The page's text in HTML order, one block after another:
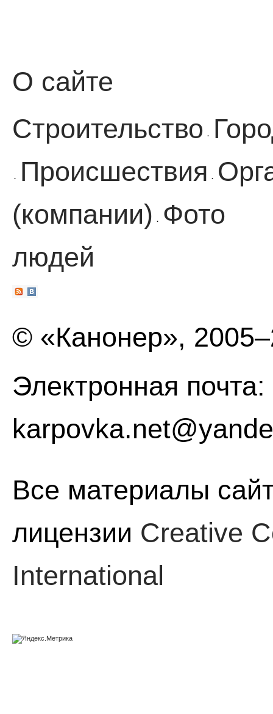
О сайте
Строительство ·
· Происшествия ·
(компании)
·
Фото
людей
© «Канонер»,
Электронная почта:
Все материалы
лицензии Creative
International